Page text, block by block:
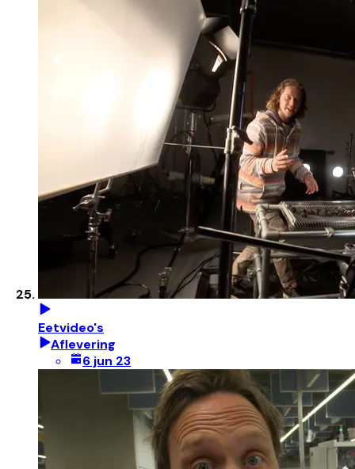
Eetvideo's
Aflevering
6 jun 23